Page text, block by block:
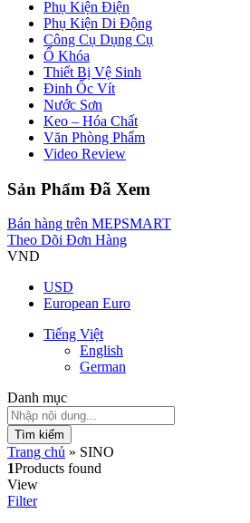
Phụ Kiện Điện
Phụ Kiện Di Động
Công Cụ Dụng Cụ
Ổ Khóa
Thiết Bị Vệ Sinh
Đinh Ốc Vít
Nước Sơn
Keo – Hóa Chất
Văn Phòng Phẩm
Video Review
Sản Phẩm Đã Xem
Bán hàng trên MEPSMART
Theo Dõi Đơn Hàng
VND
USD
European Euro
Tiếng Việt
English
German
Danh mục
Tìm kiếm
Trang chủ » SINO
1Products found
View
Filter